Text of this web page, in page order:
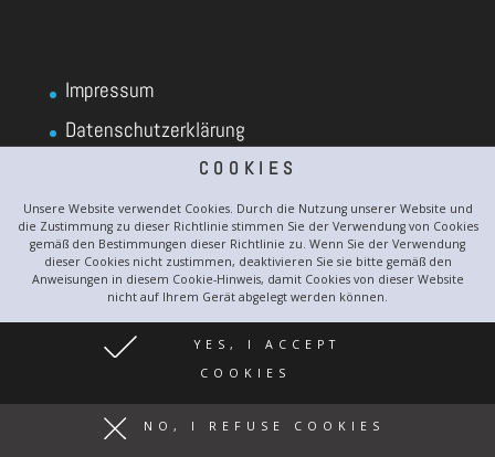
COOKIES
Unsere Website verwendet Cookies. Durch die Nutzung unserer Website und
die Zustimmung zu dieser Richtlinie stimmen Sie der Verwendung von Cookies
gemäß den Bestimmungen dieser Richtlinie zu. Wenn Sie der Verwendung
dieser Cookies nicht zustimmen, deaktivieren Sie sie bitte gemäß den
Anweisungen in diesem Cookie-Hinweis, damit Cookies von dieser Website
nicht auf Ihrem Gerät abgelegt werden können.
YES, I ACCEPT
COOKIES
NO, I REFUSE COOKIES
Impressum
Datenschutzerklärung